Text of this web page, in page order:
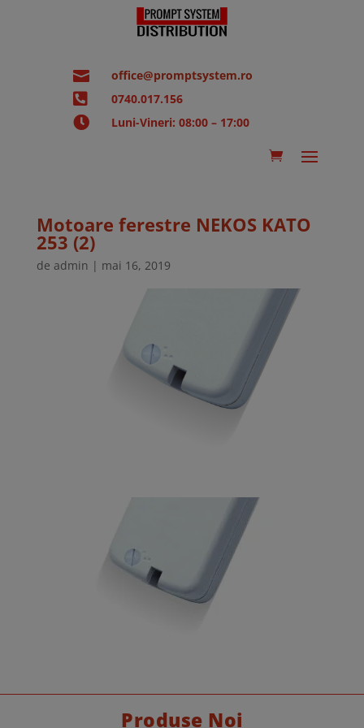
 office@promptsystem.ro
 0740.017.156
 Luni-Vineri: 08:00 – 17:00
Motoare ferestre NEKOS KATO
253 (2)
de admin | mai 16, 2019
Produse Noi